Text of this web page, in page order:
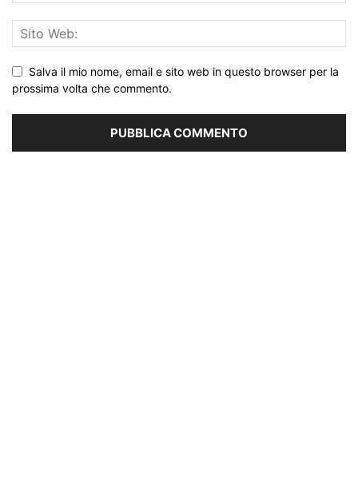
Salva il mio nome, email e sito web in questo browser per la
prossima volta che commento.